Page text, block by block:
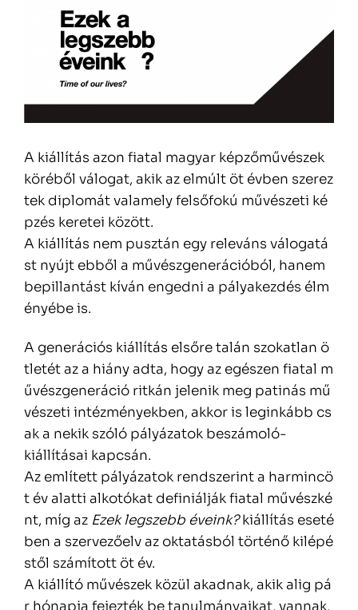
A kiállítás azon fiatal magyar képzőművészek
köréből válogat, akik az elmúlt öt évben szerez
tek diplomát valamely felsőfokú művészeti ké
pzés keretei között.
A kiállítás nem pusztán egy releváns válogatá
st nyújt ebből a művészgenerációból, hanem
bepillantást kíván engedni a pályakezdés élm
ényébe is.
A generációs kiállítás elsőre talán szokatlan ö
tletét az a hiány adta, hogy az egészen fiatal m
űvészgeneráció ritkán jelenik meg patinás mű
vészeti intézményekben, akkor is leginkább cs
ak a nekik szóló pályázatok beszámoló-
kiállításai kapcsán.
Az említett pályázatok rendszerint a harmincö
t év alatti alkotókat definiálják fiatal művészké
nt, míg az Ezek legszebb éveink?kiállítás eseté
ben a szervezőelv az oktatásból történő kilépé
stől számított öt év.
A kiállító művészek közül akadnak, akik alig pá
r hónapja fejezték be tanulmányaikat, vannak,